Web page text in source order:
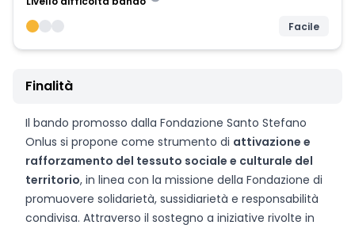
Facile
Finalità
Il bando promosso dalla Fondazione Santo Stefano
Onlus si propone come strumento di attivazione e
rafforzamento del tessuto sociale e culturale del
territorio, in linea con la missione della Fondazione di
promuovere solidarietà, sussidiarietà e responsabilità
condivisa. Attraverso il sostegno a iniziative rivolte in